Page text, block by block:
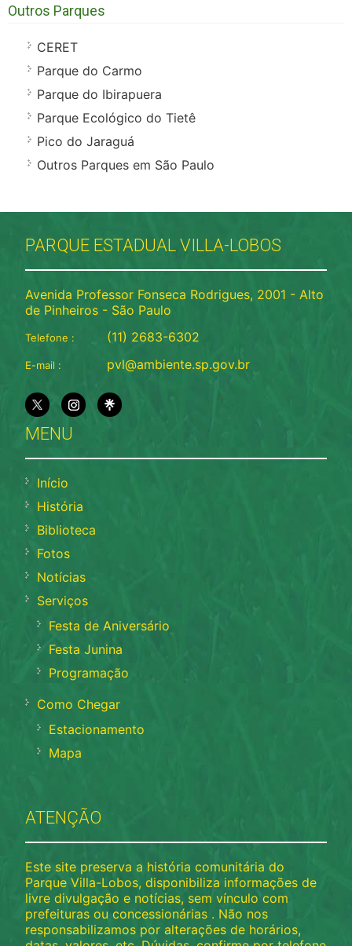
Outros Parques
CERET
Parque do Carmo
Parque do Ibirapuera
Parque Ecológico do Tietê
Pico do Jaraguá
Outros Parques em São Paulo
PARQUE ESTADUAL VILLA-LOBOS
Avenida Professor Fonseca Rodrigues, 2001 - Alto
de Pinheiros - São Paulo
Telefone : (11) 2683-6302
E-mail : pvl@ambiente.sp.gov.br
MENU
Início
História
Biblioteca
Fotos
Notícias
Serviços
Festa de Aniversário
Festa Junina
Programação
Como Chegar
Estacionamento
Mapa
ATENÇÃO
Este site preserva a história comunitária do
Parque Villa-Lobos, disponibiliza informações de
livre divulgação e notícias, sem vínculo com
prefeituras ou concessionárias . Não nos
responsabilizamos por alterações de horários,